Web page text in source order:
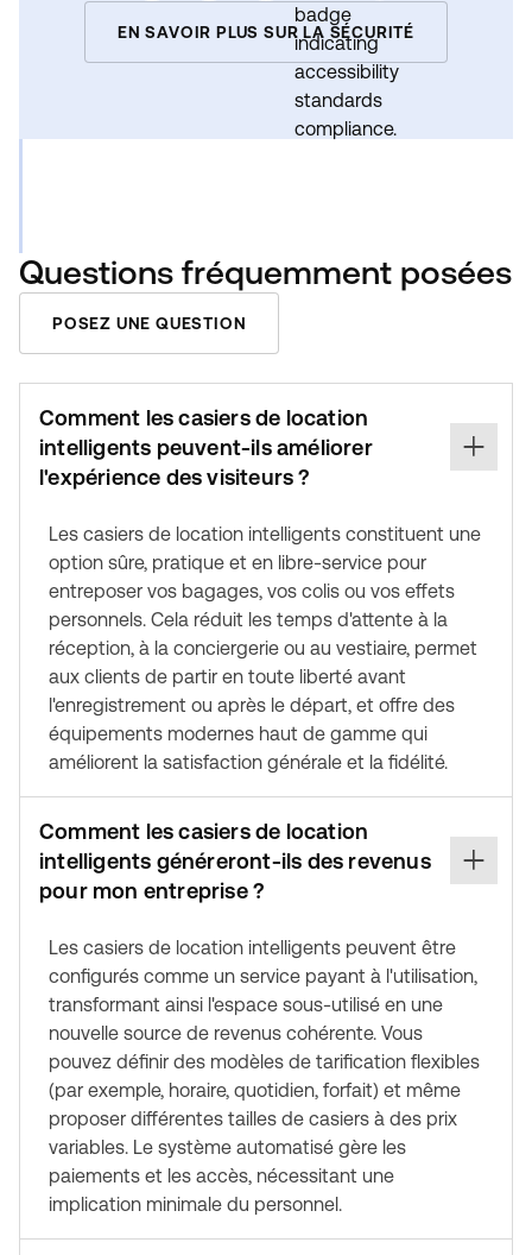
EN SAVOIR PLUS SUR LA SÉCURITÉ
Questions fréquemment posées
POSEZ UNE QUESTION
Comment les casiers de location
intelligents peuvent-ils améliorer
l'expérience des visiteurs ?
Les casiers de location intelligents constituent une
option sûre, pratique et en libre-service pour
entreposer vos bagages, vos colis ou vos effets
personnels. Cela réduit les temps d'attente à la
réception, à la conciergerie ou au vestiaire, permet
aux clients de partir en toute liberté avant
l'enregistrement ou après le départ, et offre des
équipements modernes haut de gamme qui
améliorent la satisfaction générale et la fidélité.
Comment les casiers de location
intelligents généreront-ils des revenus
pour mon entreprise ?
Les casiers de location intelligents peuvent être
configurés comme un service payant à l'utilisation,
transformant ainsi l'espace sous-utilisé en une
nouvelle source de revenus cohérente. Vous
pouvez définir des modèles de tarification flexibles
(par exemple, horaire, quotidien, forfait) et même
proposer différentes tailles de casiers à des prix
variables. Le système automatisé gère les
paiements et les accès, nécessitant une
implication minimale du personnel.